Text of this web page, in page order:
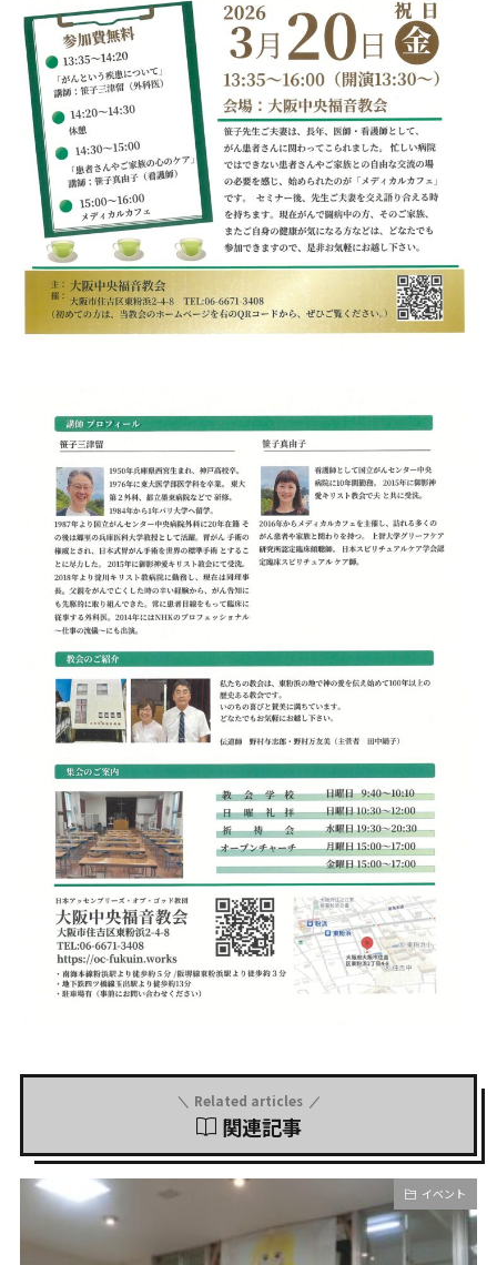
関連記事
Related articles
イベント